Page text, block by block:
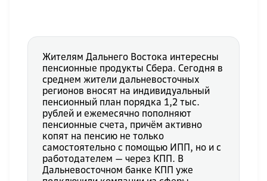
Жителям Дальнего Востока интересны
пенсионные продукты Сбера. Сегодня в
среднем жители дальневосточных
регионов вносят на индивидуальный
пенсионный план порядка 1,2 тыс.
рублей и ежемесячно пополняют
пенсионные счета, причём активно
копят на пенсию не только
самостоятельно с помощью ИПП, но и с
работодателем — через КПП. В
Дальневосточном банке КПП уже